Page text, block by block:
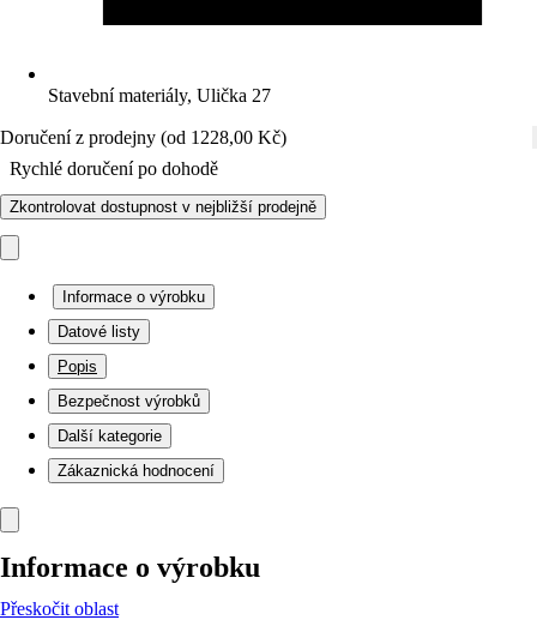
Stavební materiály, Ulička 27
Doručení z prodejny (od 1228,00 Kč)
Rychlé doručení po dohodě
Zkontrolovat dostupnost v nejbližší prodejně
Informace o výrobku
Datové listy
Popis
Bezpečnost výrobků
Další kategorie
Zákaznická hodnocení
Informace o výrobku
Přeskočit oblast